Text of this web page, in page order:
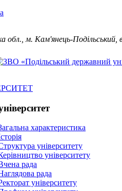
обл., м. Кам'янець-Подільський,
характеристика
університету
університету
рада
рада
університету